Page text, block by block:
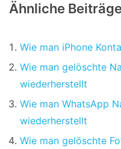
Ähnliche
Wie man iPhone
Wie man gelöschte
wiederherstellt
Wie man WhatsApp
wiederherstellt
Wie man gelöschte